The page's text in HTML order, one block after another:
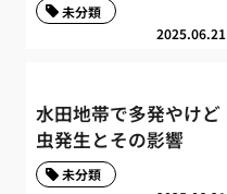
2025.06.21
未分類
水田地帯で多発やけど
虫発生とその影響
未分類